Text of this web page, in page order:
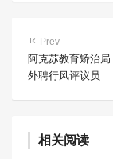
Prev
阿克苏教育矫治局
外聘行风评议员
相关阅读